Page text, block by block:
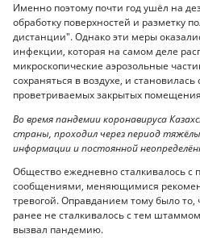
Именно поэтому почти год ушёл на
обработку поверхностей и разметку
дистанции". Однако эти меры
инфекции, которая на самом деле
микроскопические аэрозольные
сохраняться в воздухе, и
проветриваемых закрытых
Во время пандемии коронавируса
страны, проходил через период
информации и постоянной
Общество ежедневно сталкивалось с
сообщениями, меняющимися
тревогой. Оправданием тому было то,
ранее не сталкивалось с тем
вызвал пандемию.